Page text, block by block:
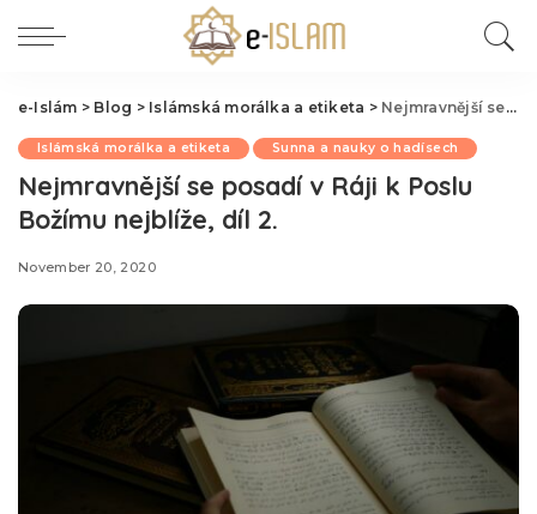
e-Islám > Blog > Islámská morálka a etiketa > Nejmravnější se posadí v Ráji k Poslu Božímu nejblíže, díl 2.
Islámská morálka a etiketa Sunna a nauky o hadísech
Nejmravnější se posadí v Ráji k Poslu
Božímu nejblíže, díl 2.
November 20, 2020